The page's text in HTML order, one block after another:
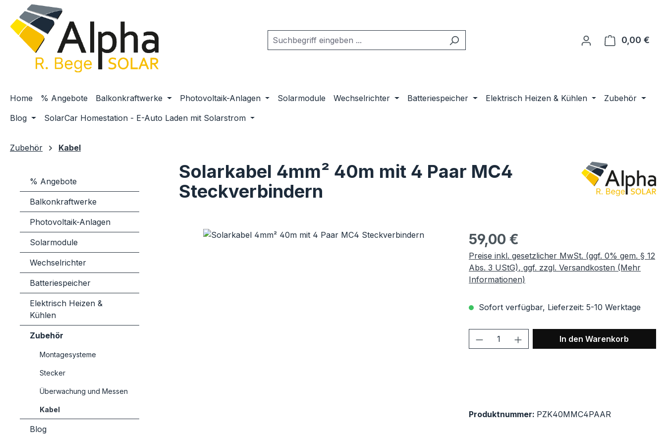
Hauptinhalt springen
Zur Suche springen
Zur Hauptnavigation springen
0,00 €
Home % Angebote Balkonkraftwerke Photovoltaik-Anlagen Solarmodule Wechselrichter Batteriespeicher Elektrisch Heizen & Kühlen
Zubehör
Blog
SolarCar Homestation - E-Auto Laden mit Solarstrom
Zubehör Kabel
% Angebote
Balkonkraftwerke
Photovoltaik-Anlagen
Solarmodule
Wechselrichter
Batteriespeicher
Elektrisch Heizen &
Kühlen
Zubehör
Montagesysteme
Stecker
Überwachung und Messen
Kabel
Blog
Solarkabel 4mm² 40m mit 4 Paar MC4
Steckverbindern
Bildergalerie überspringen Regulärer Preis:
59,00 €
Preise inkl. gesetzlicher MwSt. (ggf. 0% gem. § 12
Abs. 3 UStG), ggf. zzgl. Versandkosten (Mehr
Informationen)
Sofort verfügbar, Lieferzeit: 5-10 Werktage
Produkt Anzahl: Gib den
In den Warenkorb
Produktnummer: PZK40MMC4PAAR